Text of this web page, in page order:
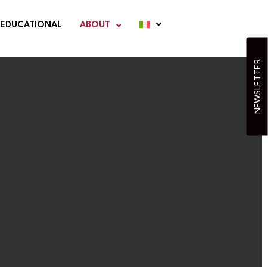
EDUCATIONAL ABOUT
NEWSLETTER